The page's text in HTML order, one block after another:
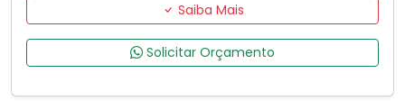
Saiba Mais
Solicitar Orçamento